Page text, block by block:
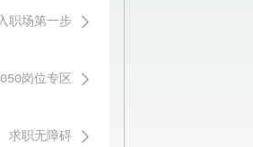
职场第一步 
岗位专区 
求职无障碍 